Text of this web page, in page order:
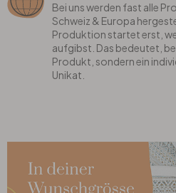
Bei uns werden fast alle
Schweiz & Europa
Produktion startet erst,
aufgibst. Das bedeutet,
Produkt, sondern ein
Unikat.